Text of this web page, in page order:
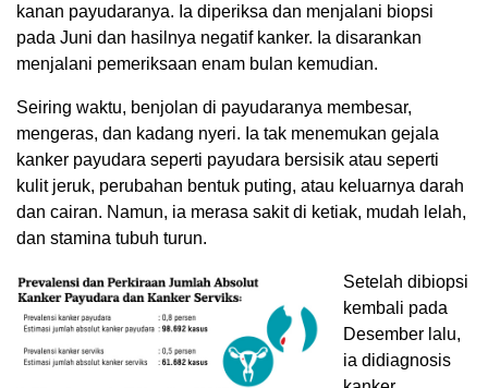
kanan payudaranya. Ia diperiksa dan menjalani biopsi
pada Juni dan hasilnya negatif kanker. Ia disarankan
menjalani pemeriksaan enam bulan kemudian.
Seiring waktu, benjolan di payudaranya membesar,
mengeras, dan kadang nyeri. Ia tak menemukan gejala
kanker payudara seperti payudara bersisik atau seperti
kulit jeruk, perubahan bentuk puting, atau keluarnya darah
dan cairan. Namun, ia merasa sakit di ketiak, mudah lelah,
dan stamina tubuh turun.
Setelah dibiopsi
kembali pada
Desember lalu,
ia didiagnosis